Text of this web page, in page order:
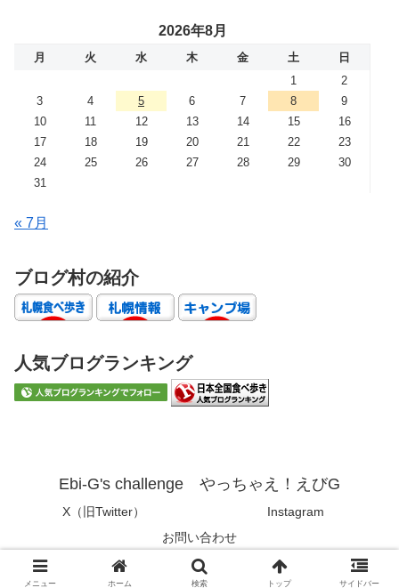
2026年8月
月 火 水 木 金 土
日
1
2
3
4 5 6 7 8
9
10
11 12 13 14 15
16
17
18 19 20 21 22
23
24
25 26 27 28 29
30
31
« 7月
ブログ村の紹介
人気ブログランキング
Ebi-G's challenge やっちゃえ！えびG
X（旧Twitter）
Instagram
お問い合わせ
© 2019 Ebi-G's challenge やっちゃえ！えびG.
メニュー ホーム 検索 トップ サイドバー